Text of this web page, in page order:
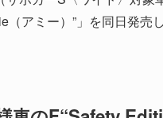
（アミー）”」を同日発売し